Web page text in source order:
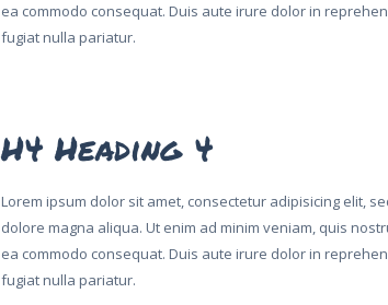
ea commodo consequat. Duis aute irure dolor in
fugiat nulla pariatur.
H4 Heading 4
Lorem ipsum dolor sit amet, consectetur adipisicing elit,
dolore magna aliqua. Ut enim ad minim veniam, quis
ea commodo consequat. Duis aute irure dolor in
fugiat nulla pariatur.